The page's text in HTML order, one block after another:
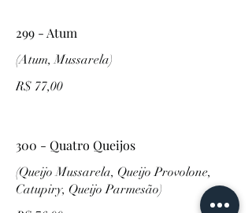
299 - Atum
(Atum, Mussarela)
R$ 77,00
300 - Quatro Queijos
(Queijo Mussarela, Queijo Provolone,
Catupiry, Queijo Parmesão)